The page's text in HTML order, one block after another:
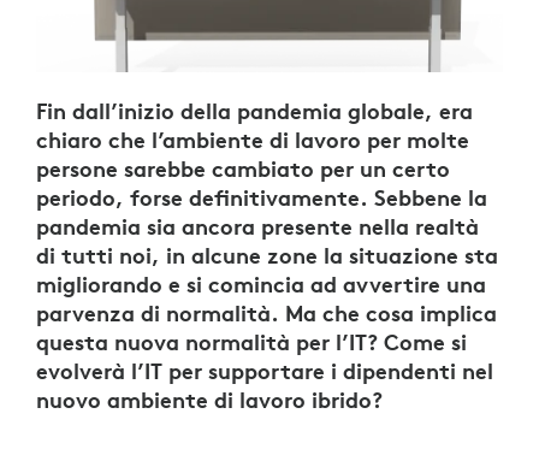
Fin dall’inizio della pandemia globale, era
chiaro che l’ambiente di lavoro per molte
persone sarebbe cambiato per un certo
periodo, forse definitivamente. Sebbene la
pandemia sia ancora presente nella realtà
di tutti noi, in alcune zone la situazione sta
migliorando e si comincia ad avvertire una
parvenza di normalità. Ma che cosa implica
questa nuova normalità per l’IT? Come si
evolverà l’IT per supportare i dipendenti nel
nuovo ambiente di lavoro ibrido?